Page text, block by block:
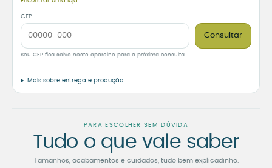
CEP
Consultar
Seu CEP fica salvo neste aparelho para a próxima consulta.
Mais sobre entrega e produção
PARA ESCOLHER SEM DÚVIDA
Tudo o que vale saber
Tamanhos, acabamentos e cuidados, tudo bem explicadinho.